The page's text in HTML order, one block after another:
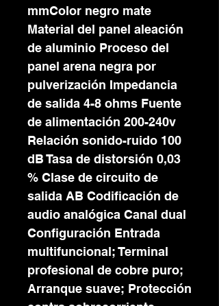
mmColor negro mate
Material del panel aleación
de aluminio Proceso del
panel arena negra por
pulverización Impedancia
de salida 4-8 ohms Fuente
de alimentación 200-240v
Relación sonido-ruido 100
dB Tasa de distorsión 0,03
% Clase de circuito de
salida AB Codificación de
audio analógica Canal dual
Configuración Entrada
multifuncional; Terminal
profesional de cobre puro;
Arranque suave; Protección